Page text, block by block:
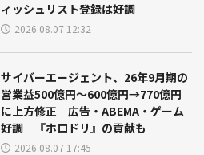
ィッシュリスト登録は好調
2026.08.07 12:32
サイバーエージェント、26年9月期の
営業益500億円～600億円→770億円
に上方修正 広告・ABEMA・ゲーム
好調 『ホロドリ』の貢献も
2026.08.07 17:45